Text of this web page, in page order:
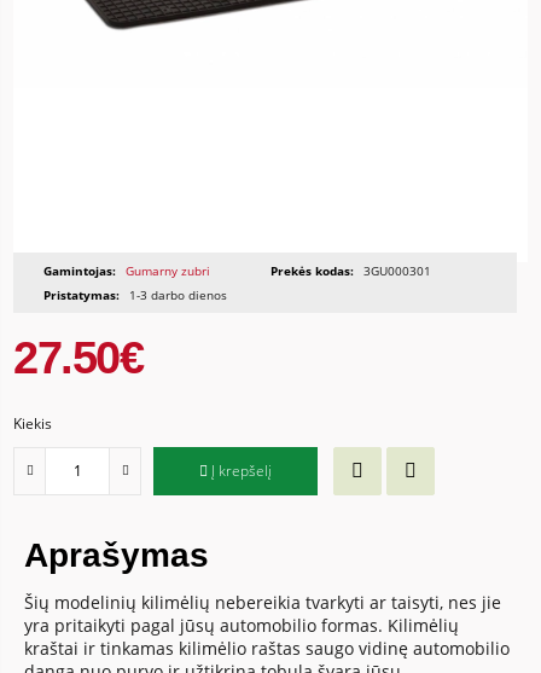
Gamintojas: Gumarny zubri Prekės kodas: 3GU000301
Pristatymas:
1-3 darbo dienos
27.50€
Kiekis
Į krepšelį
Aprašymas
Šių modelinių kilimėlių nebereikia tvarkyti ar taisyti, nes jie
yra pritaikyti pagal jūsų automobilio formas. Kilimėlių
kraštai ir tinkamas kilimėlio raštas saugo vidinę automobilio